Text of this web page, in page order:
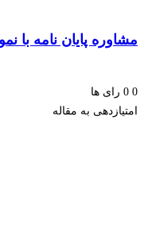
پایان نامه با
ها
به مقاله